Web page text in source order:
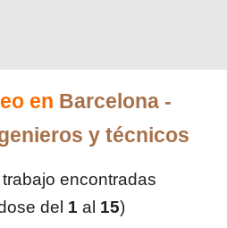
en Barcelona -
y técnicos
encontradas
del 1 al 15)